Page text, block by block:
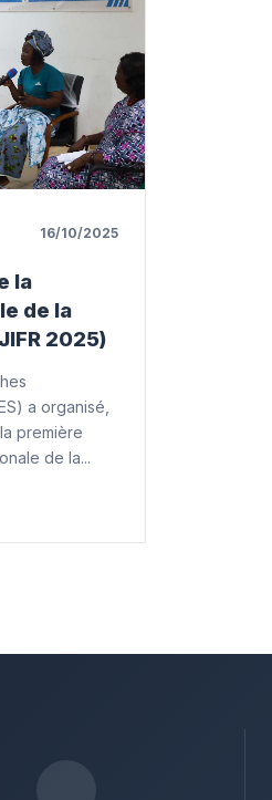
16/10/2025
la
de la
2025)
a organisé,
première
de la...